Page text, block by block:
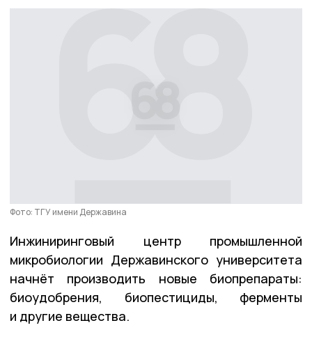
Фото: ТГУ имени Державина
Инжиниринговый центр промышленной
микробиологии Державинского университета
начнёт производить новые биопрепараты:
биоудобрения, биопестициды, ферменты
и другие вещества.